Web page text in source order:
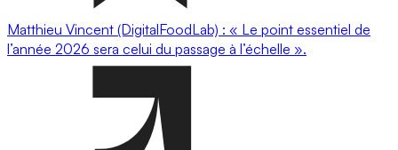
Matthieu Vincent (DigitalFoodLab) : « Le point essentiel de
l’année 2026 sera celui du passage à l’échelle ».